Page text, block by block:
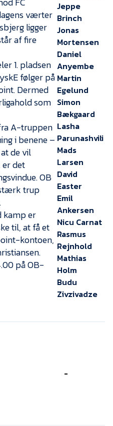
værter
ligger
af fire
1. pladsen
følger på
Dermed
som
A-truppen
i benene –
de vil
er det
OB
trup
kamp er
til, at få et
kontoen,
på OB-
Jeppe
Brinch
Jonas
Mortensen
Daniel
Anyembe
Martin
Egelund
Simon
Bækgaard
Lasha
Parunashvili
Mads
Larsen
David
Easter
Emil
Ankersen
Nicu Carnat
Rasmus
Rejnhold
Mathias
Holm
Budu
Zivzivadze
-